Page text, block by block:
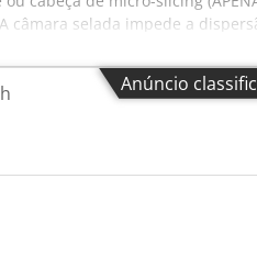
câmara selada impede a
mm de comprimento x 900 mm
Anúncio